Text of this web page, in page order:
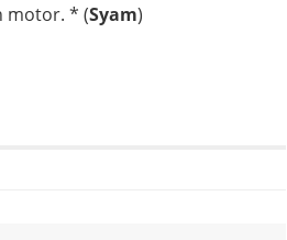
motor. * (Syam)